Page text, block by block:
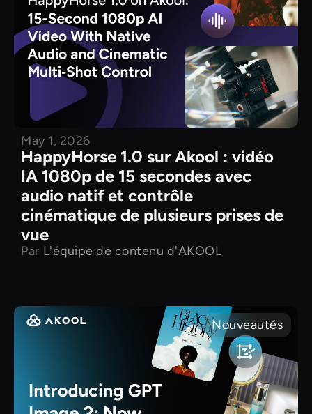
May 1, 2026
HappyHorse 1.0 sur Akool : vidéo
IA 1080p de 15 secondes avec
audio natif et contrôle
cinématique de plusieurs prises de
vue
Par L'équipe de contenu d'AKOOL
Nouveautés